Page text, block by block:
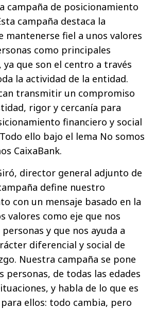
campaña de posicionamiento
campaña destaca la
mantenerse fiel a unos valores
como principales
que son el centro a través
la actividad de la entidad.
transmitir un compromiso
rigor y cercanía para
financiero y social
ello bajo el lema No somos
CaixaBank.
director general adjunto de
define nuestro
con un mensaje basado en la
valores como eje que nos
y que nos ayuda a
diferencial y social de
Nuestra campaña se pone
personas, de todas las edades
y habla de lo que es
ellos: todo cambia, pero